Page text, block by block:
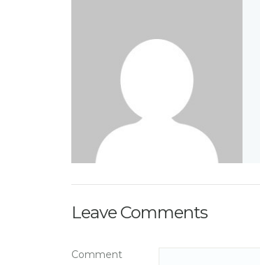
Leave Comments
Comment